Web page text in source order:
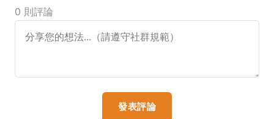
0 則評論
發表評論